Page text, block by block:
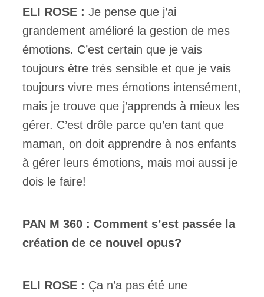
ELI ROSE : Je pense que j’ai
grandement amélioré la gestion de mes
émotions. C’est certain que je vais
toujours être très sensible et que je vais
toujours vivre mes émotions intensément,
mais je trouve que j’apprends à mieux les
gérer. C’est drôle parce qu’en tant que
maman, on doit apprendre à nos enfants
à gérer leurs émotions, mais moi aussi je
dois le faire!
PAN M 360 : Comment s’est passée la
création de ce nouvel opus?
ELI ROSE : Ça n’a pas été une